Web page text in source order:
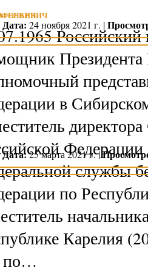
Российский
Президента
в
службы
по
Карелия
Дата: 24 ноября 2021 г. |
Дата:25 марта 2021 г. |